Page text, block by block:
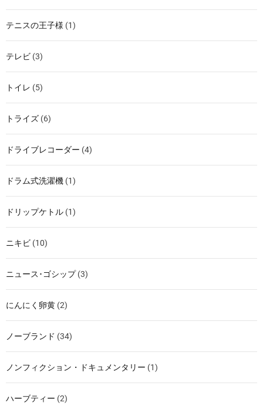
テニスの王子様 (1)
テレビ (3)
トイレ (5)
トライズ (6)
ドライブレコーダー (4)
ドラム式洗濯機 (1)
ドリップケトル (1)
ニキビ (10)
ニュース･ゴシップ(3)
にんにく卵黄 (2)
ノーブランド (34)
ノンフィクション・ドキュメンタリー (1)
ハーブティー (2)